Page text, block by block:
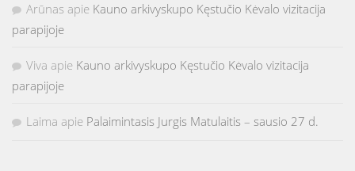
Arūnas apie Kauno arkivyskupo Kęstučio Kėvalo vizitacija
parapijoje
Viva apie Kauno arkivyskupo Kęstučio Kėvalo vizitacija
parapijoje
Laima apie Palaimintasis Jurgis Matulaitis – sausio 27 d.